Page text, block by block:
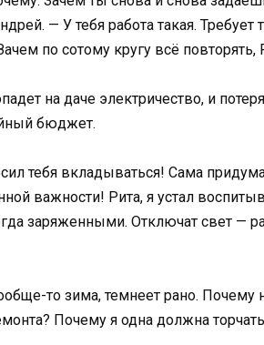
— У тебя работа такая.
по сотому кругу всё повторять,
на даче электричество, и
бюджет.
тебя вкладываться! Сама
важности! Рита, я устал
заряженными. Отключат свет —
то зима, темнеет рано.
Почему я одна должна